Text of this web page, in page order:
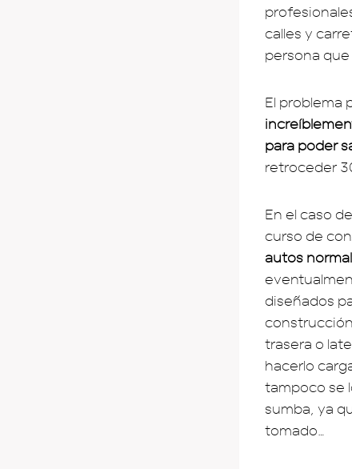
calles y
persona
El problema
para poder
retroceder
En el caso
curso de
autos
diseñados
construcción
trasera o
hacerlo
tampoco se
sumba, ya
tomado…